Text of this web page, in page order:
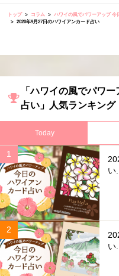
トップ コラム
ハワイの風でパワーアップ 今
2020年9月27日のハワイアンカード占い
「ハワイの風でパワ
占い」人気ランキング
Today
い...
い...